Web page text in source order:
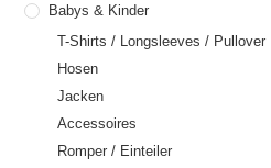
Babys & Kinder
T-Shirts / Longsleeves / Pullover
Hosen
Jacken
Accessoires
Romper / Einteiler